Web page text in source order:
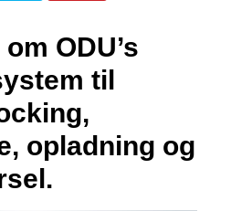
ODU’s
til
opladning og